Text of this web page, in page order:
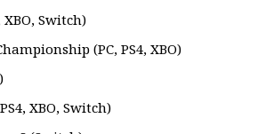
Switch)
(PC, PS4, XBO)
XBO, Switch)